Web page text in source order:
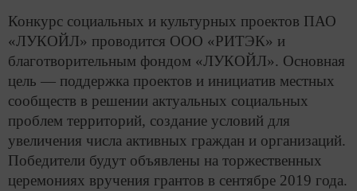
Конкурс социальных и культурных проектов ПАО
«ЛУКОЙЛ» проводится ООО «РИТЭК» и
благотворительным фондом «ЛУКОЙЛ». Основная
цель — поддержка проектов и инициатив местных
сообществ в решении актуальных социальных
проблем территорий, создание условий для
увеличения числа активных граждан и организаций.
Победители будут объявлены на торжественных
церемониях вручения грантов в сентябре 2019 года.